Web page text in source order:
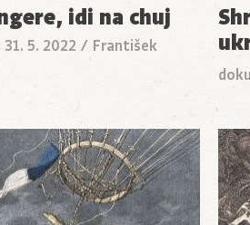
idi na chuj
31. 5. 2022 / František